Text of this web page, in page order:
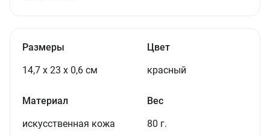
Размеры
14,7 х 23 х 0,6 см
Цвет
красный
Материал
искусственная кожа
Вес
80 г.